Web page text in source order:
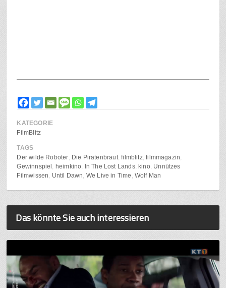
KATEGORIE
FilmBlitz
TAGS
Der wilde Roboter
Die Piratenbraut filmblitz filmmagazin
Gewinnspiel
heimkino In The Lost Lands kino Unnützes
Filmwissen
Until Dawn We Live in Time Wolf Man
Das könnte Sie auch interessieren